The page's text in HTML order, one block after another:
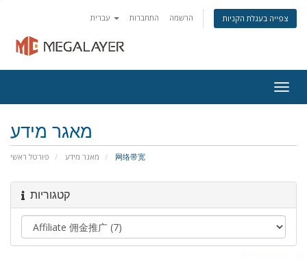
התחברות הרשמה צפייה בעגלת הקניות
מאגר מידע
פורטל ראשי מאגר מידע 网络带宽
קטגוריות